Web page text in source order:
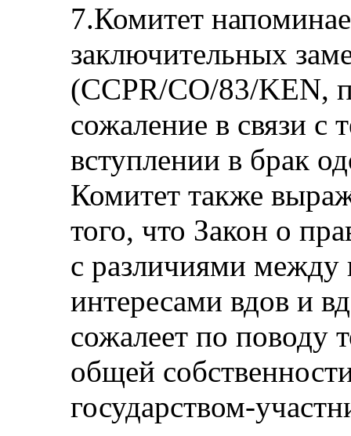
7.Комитет
заключительных
(CCPR/CO/83/KEN,
сожаление в связи с
вступлении в брак
Комитет также
того, что Закон о
с различиями
интересами вдов и
сожалеет по поводу
общей
государством-